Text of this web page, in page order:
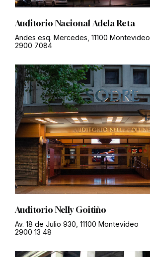
Auditorio Nacional Adela Reta
Andes esq. Mercedes, 11100 Montevideo
2900 7084
Auditorio Nelly Goitiño
Av. 18 de Julio 930, 11100 Montevideo
2900 13 48